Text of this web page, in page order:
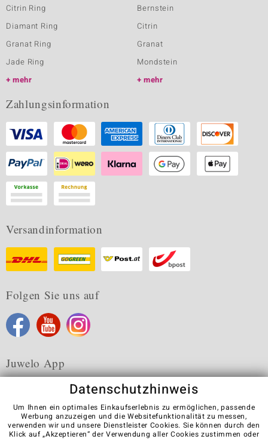
Citrin Ring
Diamant Ring
Granat Ring
Jade Ring
mehr
Bernstein
Citrin
Granat
Mondstein
mehr
Zahlungsinformation
Versandinformation
Folgen Sie uns auf
Juwelo App
Karriere AGB Datenschutz Cookies
Impressum
Datenschutzhinweis
Um Ihnen ein optimales Einkaufserlebnis zu ermöglichen, passende
Werbung anzuzeigen und die Websitefunktionalität zu messen,
verwenden wir und unsere Dienstleister Cookies. Sie können durch den
Klick auf „Akzeptieren“ der Verwendung aller Cookies zustimmen oder